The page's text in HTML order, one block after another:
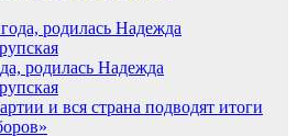
родилась Надежда